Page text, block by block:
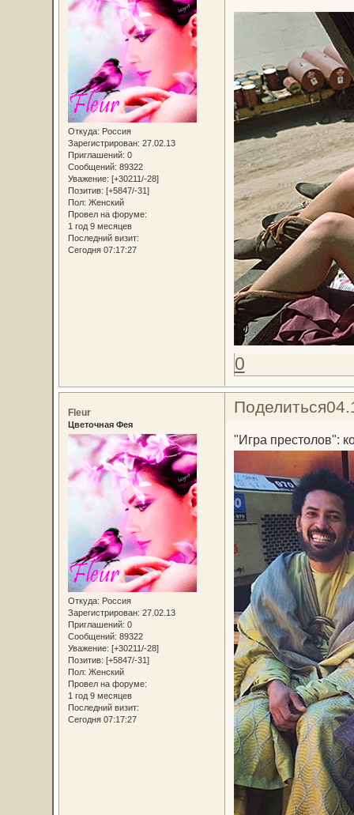
Откуда: Россия
Зарегистрирован: 27.02.13
Приглашений: 0
Сообщений: 89322
Уважение: [+30211/-28]
Позитив: [+5847/-31]
Пол: Женский
Провел на форуме:
1 год 9 месяцев
Последний визит:
Сегодня 07:17:27
0
Поделиться
Fleur
Цветочная Фея
Откуда: Россия
Зарегистрирован: 27.02.13
Приглашений: 0
Сообщений: 89322
Уважение: [+30211/-28]
Позитив: [+5847/-31]
Пол: Женский
Провел на форуме:
1 год 9 месяцев
Последний визит:
Сегодня 07:17:27
"Игра престолов":